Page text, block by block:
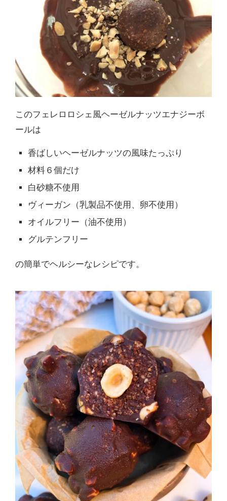
このフェレロロシェ風ヘーゼルナッツエナジーボ
ールは
香ばしいヘーゼルナッツの風味たっぷり
材料６個だけ
白砂糖不使用
ヴィーガン（乳製品不使用、卵不使用）
オイルフリー（油不使用）
グルテンフリー
の簡単でヘルシーなレシピです。